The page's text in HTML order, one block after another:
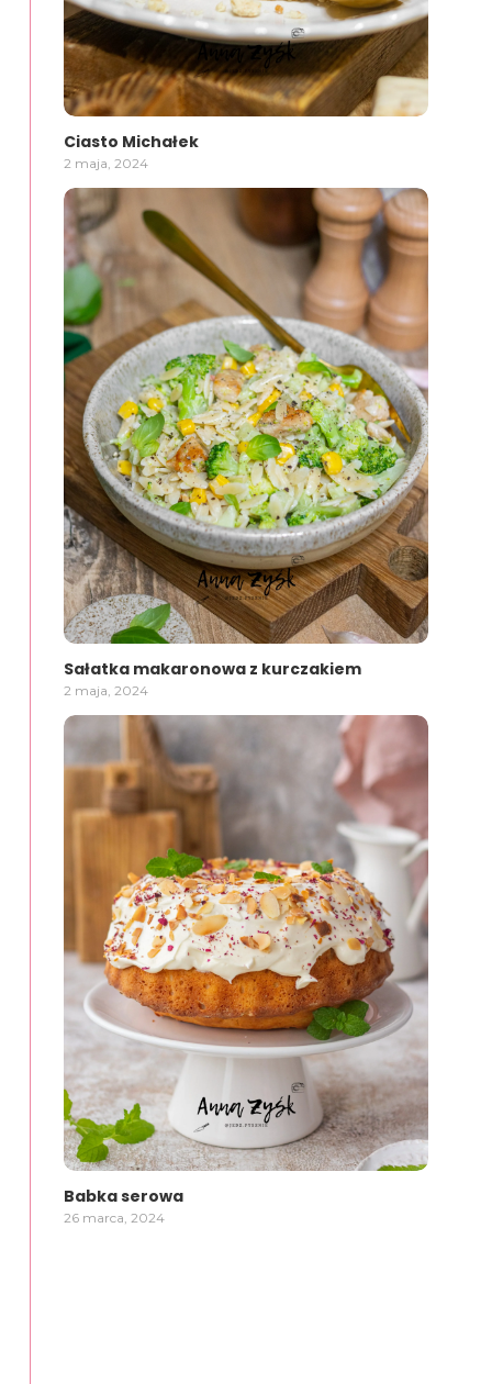
Ciasto Michałek
2 maja, 2024
Sałatka makaronowa z kurczakiem
2 maja, 2024
Babka serowa
26 marca, 2024